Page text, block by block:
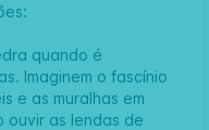
quando é
Imaginem o fascínio
e as muralhas em
ouvir as lendas de